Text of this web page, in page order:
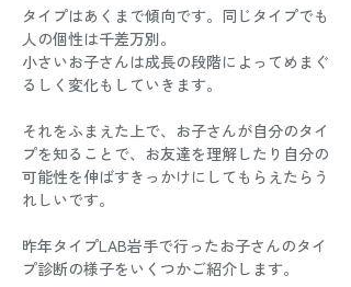
タイプはあくまで傾向です。同じタイプでも
人の個性は千差万別。
小さいお子さんは成長の段階によってめまぐ
るしく変化もしていきます。
それをふまえた上で、お子さんが自分のタイ
プを知ることで、お友達を理解したり自分の
可能性を伸ばすきっかけにしてもらえたらう
れしいです。
昨年タイプLAB岩手で行ったお子さんのタイ
プ診断の様子をいくつかご紹介します。